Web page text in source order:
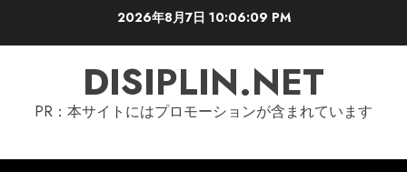
2026年8月7日10:06:10 PM
DISIPLIN.NET
PR：本サイトにはプロモーションが含まれています